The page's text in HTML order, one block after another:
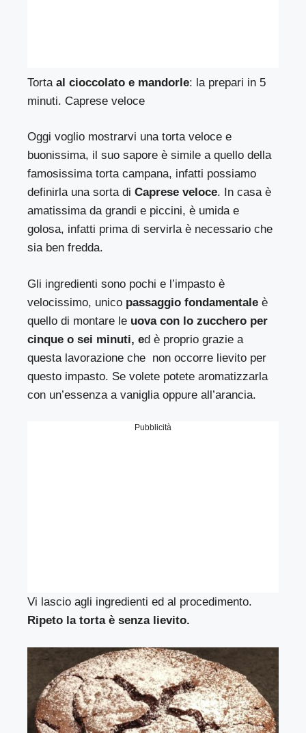
Torta al cioccolato e mandorle: la prepari in 5
minuti. Caprese veloce
Oggi voglio mostrarvi una torta veloce e
buonissima, il suo sapore è simile a quello della
famosissima torta campana, infatti possiamo
definirla una sorta diCaprese veloce. In casa è
amatissima da grandi e piccini, è umida e
golosa, infatti prima di servirla è necessario che
sia ben fredda.
Gli ingredienti sono pochi e l’impasto è
velocissimo, unico passaggio fondamentale è
quello di montare le uova con lo zucchero per
cinque o sei minuti, ed è proprio grazie a
questa lavorazione che non occorre lievito per
questo impasto. Se volete potete aromatizzarla
con un’essenza a vaniglia oppure all’arancia.
Pubblicità
Vi lascio agli ingredienti ed al procedimento.
Ripeto la torta è senza lievito.